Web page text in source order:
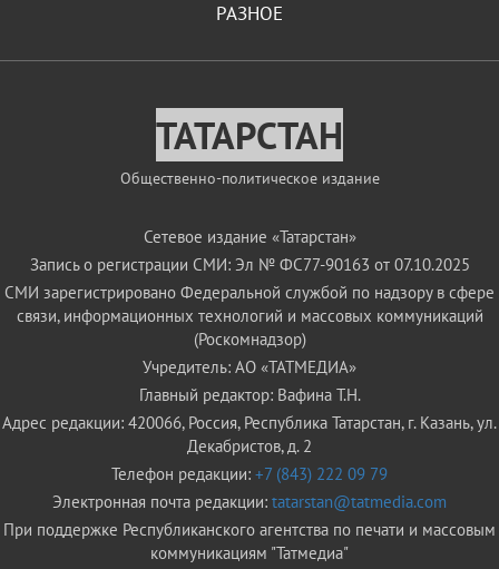
РАЗНОЕ
ТАТАРСТАН
Общественно-политическое издание
Сетевое издание «Татарстан»
Запись о регистрации СМИ: Эл № ФС77-90163 от 07.10.2025
СМИ зарегистрировано Федеральной службой по надзору в сфере
связи, информационных технологий и массовых коммуникаций
(Роскомнадзор)
Учредитель: АО «ТАТМЕДИА»
Главный редактор: Вафина Т.Н.
Адрес редакции: 420066, Россия, Республика Татарстан, г. Казань, ул.
Декабристов, д. 2
Телефон редакции: +7 (843) 222 09 79
Электронная почта редакции: tatarstan@tatmedia.com
При поддержке Республиканского агентства по печати и массовым
коммуникациям "Татмедиа"